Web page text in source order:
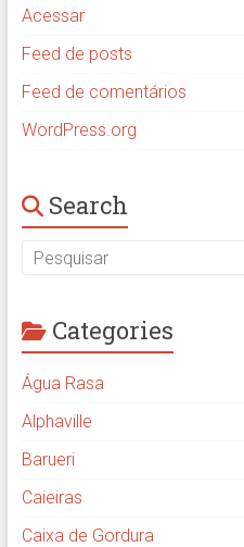
Acessar
Feed de posts
Feed de comentários
WordPress.org
Search
Categories
Água Rasa
Alphaville
Barueri
Caieiras
Caixa de Gordura